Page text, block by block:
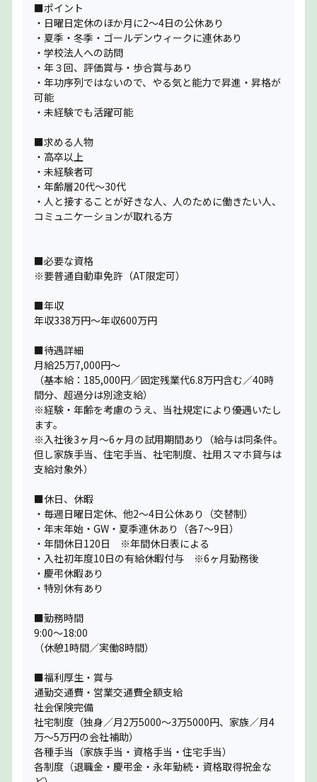
■ポイント
・日曜日定休のほか月に2〜4日の公休あり
・夏季・冬季・ゴールデンウィークに連休あり
・学校法人への訪問
・年３回、評価賞与・歩合賞与あり
・年功序列ではないので、やる気と能力で昇進・昇格が
可能
・未経験でも活躍可能
■求める人物
・高卒以上
・未経験者可
・年齢層20代〜30代
・人と接することが好きな人、人のために働きたい人、
コミュニケーションが取れる方
■必要な資格
※要普通自動車免許（AT限定可）
■年収
年収338万円～年収600万円
■待遇詳細
月給25万7,000円〜
（基本給：185,000円／固定残業代6.8万円含む／40時
間分、超過分は別途支給）
※経験・年齢を考慮のうえ、当社規定により優遇いたし
ます。
※入社後3ヶ月〜6ヶ月の試用期間あり（給与は同条件。
但し家族手当、住宅手当、社宅制度、社用スマホ貸与は
支給対象外）
■休日、休暇
・毎週日曜日定休、他2〜4日公休あり（交替制）
・年末年始・GW・夏季連休あり（各7〜9日）
・年間休日120日 ※年間休日表による
・入社初年度10日の有給休暇付与 ※6ヶ月勤務後
・慶弔休暇あり
・特別休有あり
■勤務時間
9:00〜18:00
（休憩1時間／実働8時間）
■福利厚生・賞与
通勤交通費・営業交通費全額支給
社会保険完備
社宅制度（独身／月2万5000〜3万5000円、家族／月4
万〜5万円の会社補助）
各種手当（家族手当・資格手当・住宅手当）
各制度（退職金・慶弔金・永年勤続・資格取得祝金な